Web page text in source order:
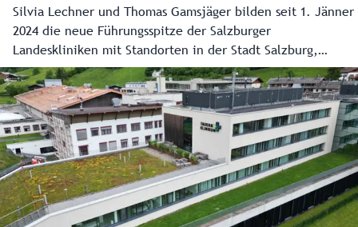
Silvia Lechner und Thomas Gamsjäger bilden seit 1. Jänner
2024 die neue Führungsspitze der Salzburger
Landeskliniken mit Standorten in der Stadt Salzburg,
Tamsweg, St. Veit im Pongau und Hallein. Landesrätin
Daniela Gutschi, die neuen Geschäftsführer und Christian
Prucher, Leiter der Gesundheitsabteilung des Landes
Salzburg, präsentierten die Eckpunkte und
Herausforderungen. Im Mittelpunkt steht die landesweite
Zusammenarbeit für die Menschen und bestmögliche
Versorgung.